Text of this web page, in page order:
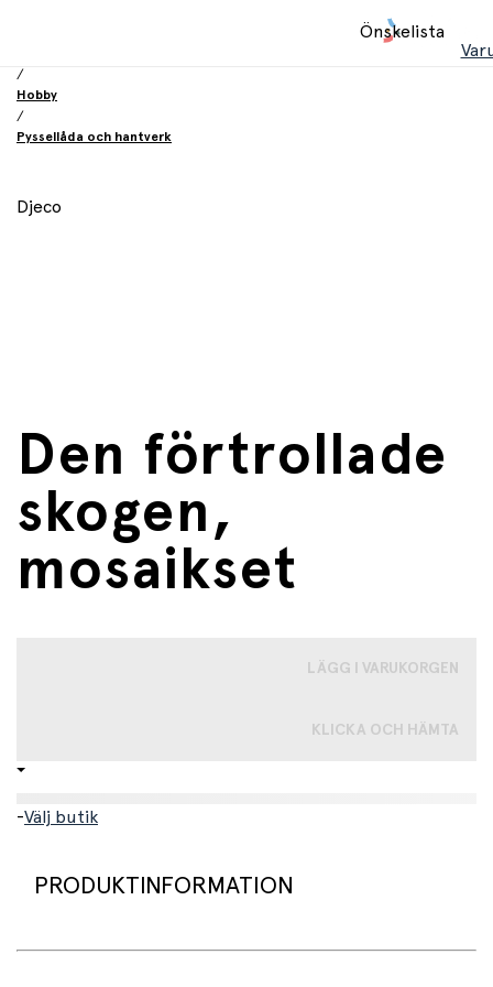
Önskelista
/
Hobby
/
Pyssellåda och hantverk
Djeco
Den förtrollade
skogen,
mosaikset
LÄGG I VARUKORGEN
KLICKA OCH HÄMTA
-Välj butik
PRODUKTINFORMATION